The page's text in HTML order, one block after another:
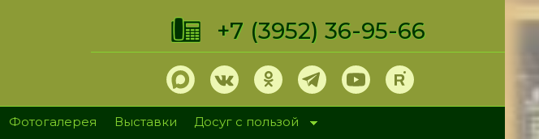
+7 (3952) 36-95-66
Фотогалерея Выставки
Досуг с пользой